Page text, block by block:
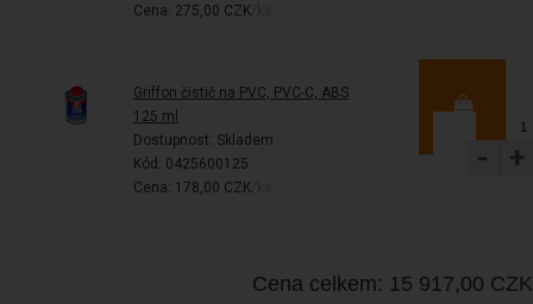
Cena: 275,00 CZK
Griffon čistič na PVC, PVC-C, ABS
125 ml
Dostupnost: Skladem
Kód: 0425600125
Cena: 178,00 CZK
- +
Cena celkem: 15 917,00 CZK